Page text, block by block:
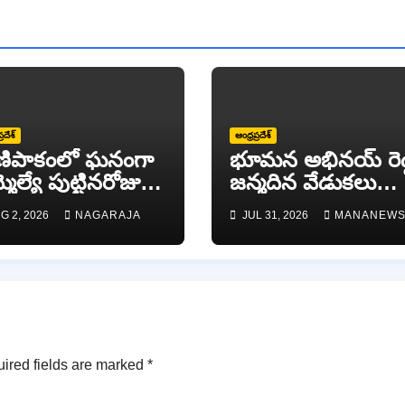
ఘనంగా
పుట్టినరోజు
2, 2026 NAGARAJA
ఆంధ్రప్రదేశ్
భూమన అభినయ్
జన్మదిన వేడుకలు
ఘనంగా..
JUL 31, 2026 MANANEWS
fields are marked *